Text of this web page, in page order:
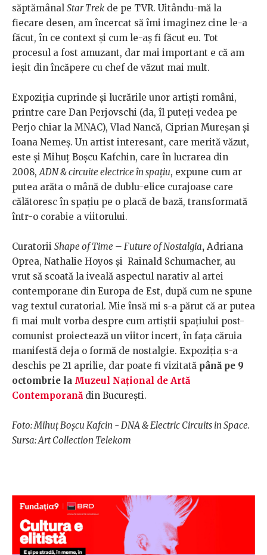
săptămânal Star Trek de pe TVR. Uitându-mă la
fiecare desen, am încercat să îmi imaginez cine le-a
făcut, în ce context și cum le-aș fi făcut eu. Tot
procesul a fost amuzant, dar mai important e că am
ieșit din încăpere cu chef de văzut mai mult.
Expoziția cuprinde și lucrările unor artiști români,
printre care Dan Perjovschi (da, îl puteți vedea pe
Perjo chiar la MNAC), Vlad Nancă, Ciprian Mureșan și
Ioana Nemeș. Un artist interesant, care merită văzut,
este și Mihuț Boșcu Kafchin, care în lucrarea din
2008,ADN & circuite electrice în spațiu, expune cum ar
putea arăta o mână de dublu-elice curajoase care
călătoresc în spațiu pe o placă de bază, transformată
într-o corabie a viitorului.
Curatorii Shape of Time – Future of Nostalgia, Adriana
Oprea, Nathalie Hoyos și Rainald Schumacher, au
vrut să scoată la iveală aspectul narativ al artei
contemporane din Europa de Est, după cum ne spune
vag textul curatorial. Mie însă mi s-a părut că ar putea
fi mai mult vorba despre cum artiștii spațiului post-
comunist proiectează un viitor incert, în fața căruia
manifestă deja o formă de nostalgie. Expoziția s-a
deschis pe 21 aprilie, dar poate fi vizitată până pe 9
octombrie la Muzeul Național de Artă
Contemporană din București.
Foto: Mihuț Boșcu Kafcin - DNA & Electric Circuits in Space.
Sursa: Art Collection Telekom